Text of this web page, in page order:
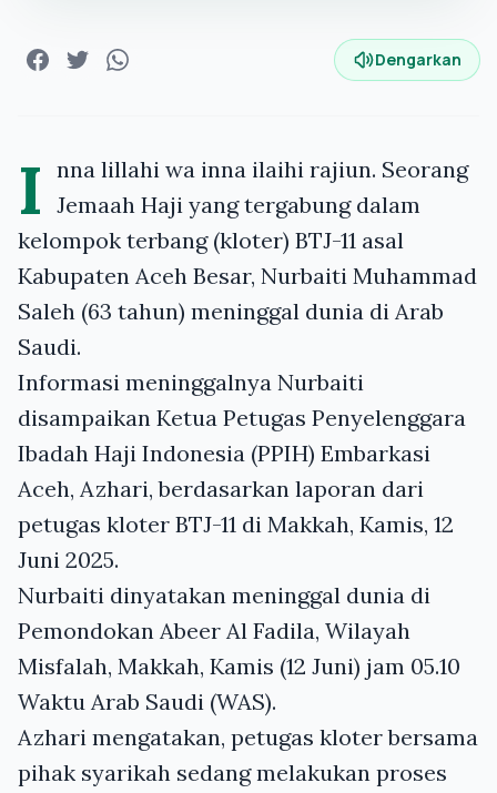
Dengarkan
I nna lillahi wa inna ilaihi rajiun. Seorang
Jemaah Haji yang tergabung dalam
kelompok terbang (kloter) BTJ-11 asal
Kabupaten Aceh Besar, Nurbaiti Muhammad
Saleh (63 tahun) meninggal dunia di Arab
Saudi.
Informasi meninggalnya Nurbaiti
disampaikan Ketua Petugas Penyelenggara
Ibadah Haji Indonesia (PPIH) Embarkasi
Aceh, Azhari, berdasarkan laporan dari
petugas kloter BTJ-11 di Makkah, Kamis, 12
Juni 2025.
Nurbaiti dinyatakan meninggal dunia di
Pemondokan Abeer Al Fadila, Wilayah
Misfalah, Makkah, Kamis (12 Juni) jam 05.10
Waktu Arab Saudi (WAS).
Azhari mengatakan, petugas kloter bersama
pihak syarikah sedang melakukan proses